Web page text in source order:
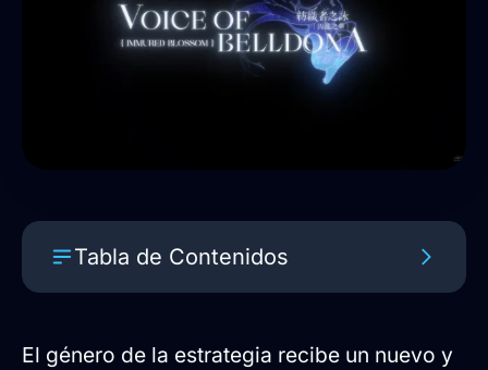
Tabla de Contenidos
caos
El género de la estrategia recibe un nuevo y